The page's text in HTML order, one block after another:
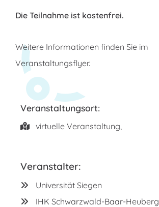
Die Teilnahme ist kostenfrei.
Weitere Informationen finden Sie im
Veranstaltungsflyer.
Veranstaltungsort:
virtuelle Veranstaltung,
Veranstalter:
Universität Siegen
IHK Schwarzwald-Baar-Heuberg